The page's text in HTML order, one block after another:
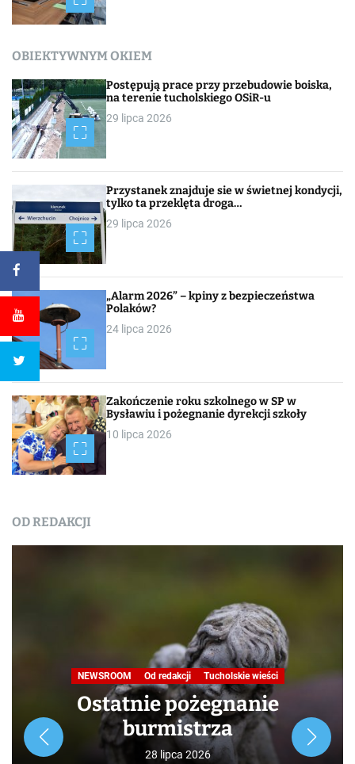
OBIEKTYWNYM OKIEM
Postępują prace przy przebudowie boiska,
na terenie tucholskiego OSiR-u
29 lipca 2026
Przystanek znajduje sie w świetnej kondycji,
tylko ta przeklęta droga…
29 lipca 2026
„Alarm 2026” – kpiny z bezpieczeństwa
Polaków?
24 lipca 2026
Zakończenie roku szkolnego w SP w
Bysławiu i pożegnanie dyrekcji szkoły
10 lipca 2026
OD REDAKCJI
NEWSROOM Od redakcji Tucholskie wieści
Ostatnie pożegnanie
burmistrza
28 lipca 2026